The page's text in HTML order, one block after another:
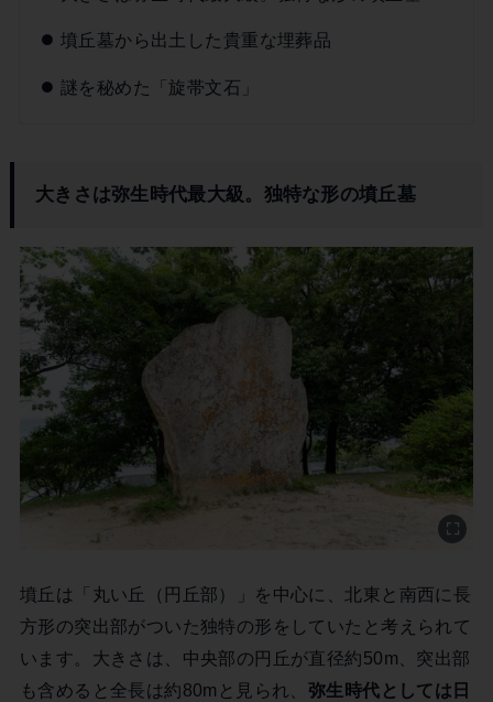
墳丘墓から出土した貴重な埋葬品
謎を秘めた「旋帯文石」
大きさは弥生時代最大級。独特な形の墳丘墓
墳丘は「丸い丘（円丘部）」を中心に、北東と南西に長
方形の突出部がついた独特の形をしていたと考えられて
います。大きさは、中央部の円丘が直径約50m、突出部
も含めると全長は約80mと見られ、 弥生時代としては日